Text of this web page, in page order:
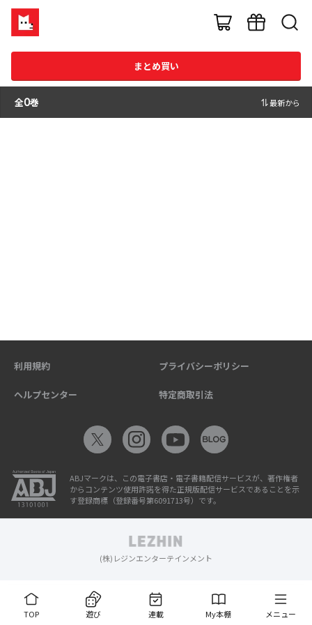
まとめ買い
全0巻 最新から
TOP 遊び 連載 My本棚 メニュー
利用規約 プライバシーポリシー
ヘルプセンター 特定商取引法
ABJマークは、この電子書店・電子書籍配信サービスが、著作権者
からコンテンツ使用許諾を得た正規版配信サービスであることを示
す登録商標（登録番号第6091713号）です。
(株)レジンエンターテインメント